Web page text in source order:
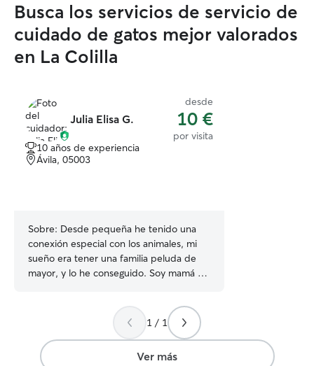
Busca los servicios de servicio de
cuidado de gatos mejor valorados
en La Colilla
Julia Elisa G.
desde
10 €
por visita
10 años de experiencia
Ávila, 05003
Sobre: Desde pequeña he tenido una
conexión especial con los animales, mi
sueño era tener una familia peluda de
mayor, y lo he conseguido. Soy mamá de
le sobran las ganas de correr a por su 🥏)
y dos gatitos, Nuca (gatita de 10 años) y
Leo (mi naranjito hipermimoso). Con
ellos he aprendido los cuidados que
1 / 1
Ver más